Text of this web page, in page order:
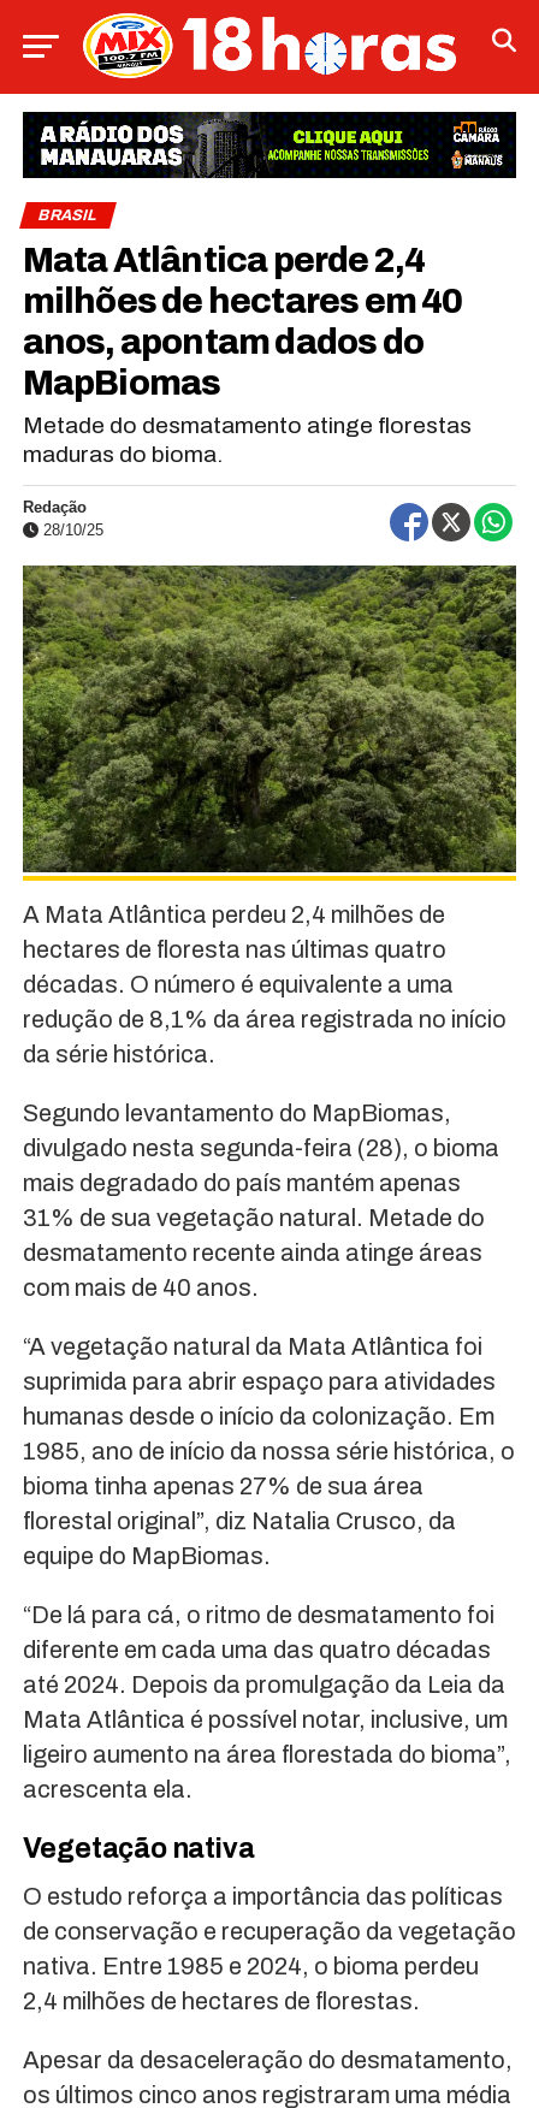
BRASIL
Mata Atlântica perde 2,4
milhões de hectares em 40
anos, apontam dados do
MapBiomas
Metade do desmatamento atinge florestas
maduras do bioma.
Redação
28/10/25
A Mata Atlântica perdeu 2,4 milhões de
hectares de floresta nas últimas quatro
décadas. O número é equivalente a uma
redução de 8,1% da área registrada no início
da série histórica.
Segundo levantamento do MapBiomas,
divulgado nesta segunda-feira (28), o bioma
mais degradado do país mantém apenas
31% de sua vegetação natural. Metade do
desmatamento recente ainda atinge áreas
com mais de 40 anos.
“A vegetação natural da Mata Atlântica foi
suprimida para abrir espaço para atividades
humanas desde o início da colonização. Em
1985, ano de início da nossa série histórica, o
bioma tinha apenas 27% de sua área
florestal original”, diz Natalia Crusco, da
equipe do MapBiomas.
“De lá para cá, o ritmo de desmatamento foi
diferente em cada uma das quatro décadas
até 2024. Depois da promulgação da Leia da
Mata Atlântica é possível notar, inclusive, um
ligeiro aumento na área florestada do bioma”,
acrescenta ela.
Vegetação nativa
O estudo reforça a importância das políticas
de conservação e recuperação da vegetação
nativa. Entre 1985 e 2024, o bioma perdeu
2,4 milhões de hectares de florestas.
Apesar da desaceleração do desmatamento,
os últimos cinco anos registraram uma média